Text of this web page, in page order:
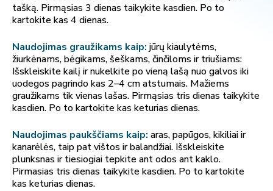
tašką. Pirmąsias 3 dienas taikykite kasdien. Po to
kartokite kas 4 dienas.
Naudojimas graužikams kaip: jūrų kiaulytėms,
žiurkėnams, bėgikams, šeškams, činčiloms ir triušiams:
Išskleiskite kailį ir nukelkite po vieną lašą nuo galvos iki
uodegos pagrindo kas 2–4 cm atstumais. Mažiems
graužikams tik vienas lašas. Pirmąsias tris dienas taikykite
kasdien. Po to kartokite kas keturias dienas.
Naudojimas paukščiams kaip: aras, papūgos, kikiliai ir
kanarėlės, taip pat vištos ir balandžiai. Išskleiskite
plunksnas ir tiesiogiai tepkite ant odos ant kaklo.
Pirmasias tris dienas taikykite kasdien. Po to kartokite
kas keturias dienas.